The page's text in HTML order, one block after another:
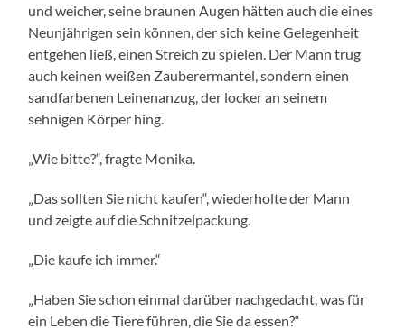
und weicher, seine braunen Augen hätten auch die eines
Neunjährigen sein können, der sich keine Gelegenheit
entgehen ließ, einen Streich zu spielen. Der Mann trug
auch keinen weißen Zauberermantel, sondern einen
sandfarbenen Leinenanzug, der locker an seinem
sehnigen Körper hing.
„Wie bitte?“, fragte Monika.
„Das sollten Sie nicht kaufen“, wiederholte der Mann
und zeigte auf die Schnitzelpackung.
„Die kaufe ich immer.“
„Haben Sie schon einmal darüber nachgedacht, was für
ein Leben die Tiere führen, die Sie da essen?“